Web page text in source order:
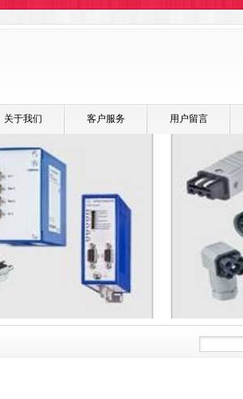
关于我们 客户服务 用户留言